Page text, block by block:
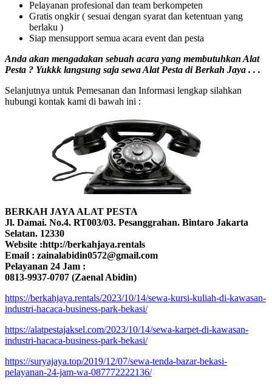
Pelayanan profesional dan team berkompeten
Gratis ongkir ( sesuai dengan syarat dan ketentuan yang
berlaku )
Siap mensupport semua acara event dan pesta
Anda akan mengadakan sebuah acara yang membutuhkan Alat
Pesta ? Yukkk langsung saja sewa Alat Pesta di Berkah Jaya . . .
Selanjutnya untuk Pemesanan dan Informasi lengkap silahkan
hubungi kontak kami di bawah ini :
BERKAH JAYA ALAT PESTA
Jl. Damai. No.4. RT003/03. Pesanggrahan. Bintaro Jakarta
Selatan. 12330
Website :http://berkahjaya.rentals
Email : zainalabidin0572@gmail.com
Pelayanan 24 Jam :
0813-9937-0707 (Zaenal Abidin)
https://berkahjaya.rentals/2023/10/14/sewa-kursi-kuliah-di-kawasan-
industri-hacaca-business-park-bekasi/
https://alatpestajaksel.com/2023/10/14/sewa-karpet-di-kawasan-
industri-hacaca-business-park-bekasi/
https://suryajaya.top/2019/12/07/sewa-tenda-bazar-bekasi-
pelayanan-24-jam-wa-087772222136/